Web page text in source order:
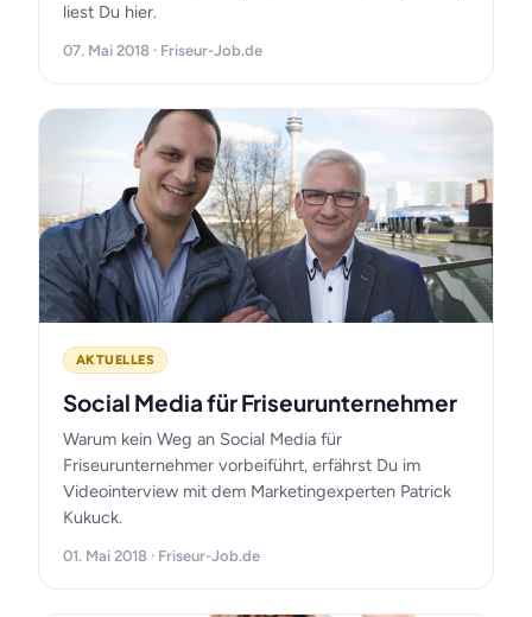
liest Du hier.
07. Mai 2018 · Friseur-Job.de
AKTUELLES
Social Media für Friseurunternehmer
Warum kein Weg an Social Media für
Friseurunternehmer vorbeiführt, erfährst Du im
Videointerview mit dem Marketingexperten Patrick
Kukuck.
01. Mai 2018 · Friseur-Job.de